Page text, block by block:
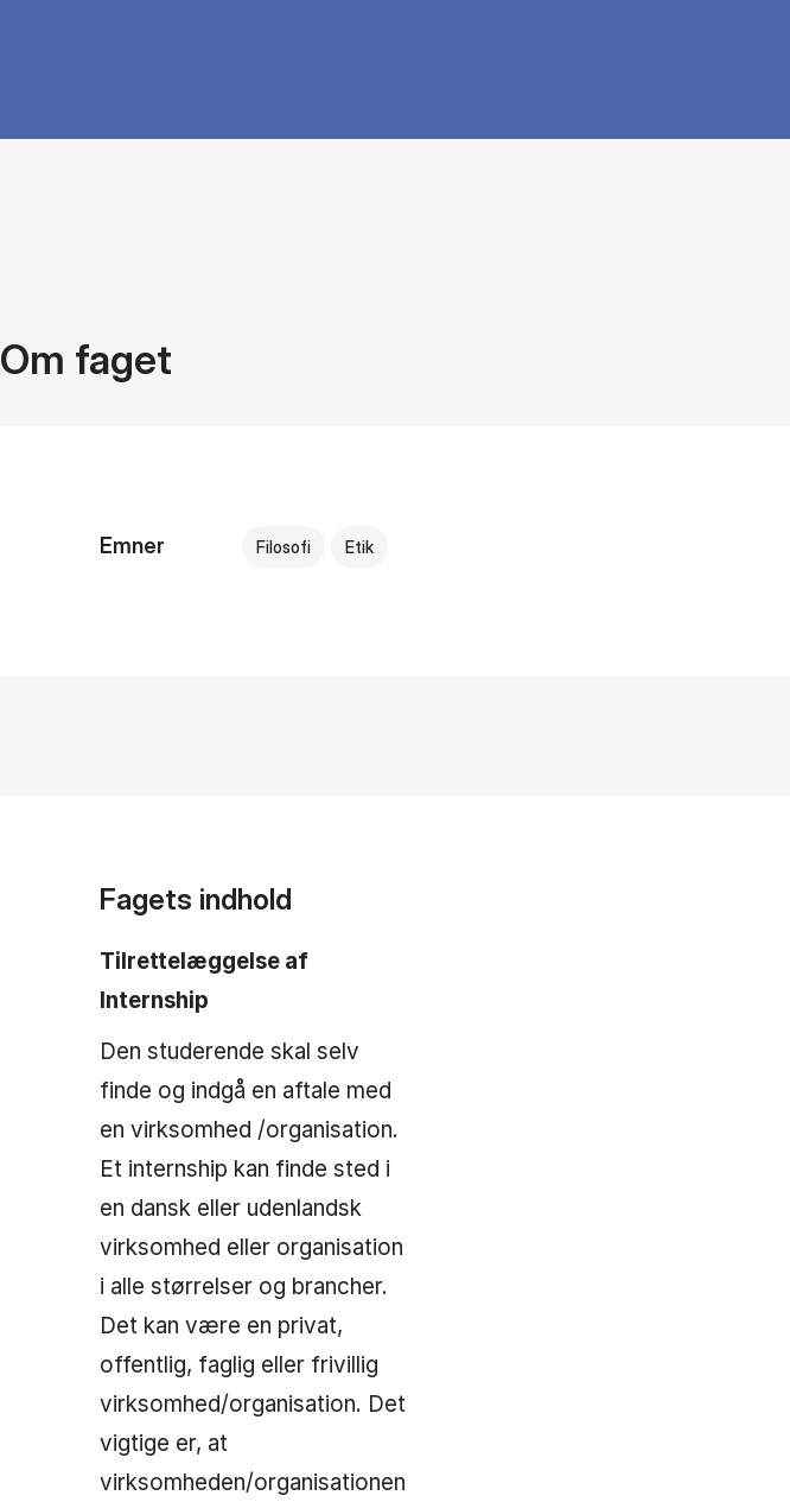
Om faget
Emner Filosofi Etik
Fagets indhold
Tilrettelæggelse af
Internship
Den studerende skal selv
finde og indgå en aftale med
en virksomhed /organisation.
Et internship kan finde sted i
en dansk eller udenlandsk
virksomhed eller organisation
i alle størrelser og brancher.
Det kan være en privat,
offentlig, faglig eller frivillig
virksomhed/organisation. Det
vigtige er, at
virksomheden/organisationen